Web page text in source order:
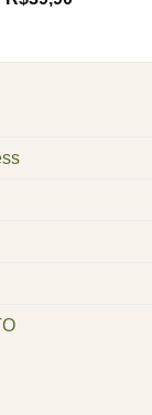
era:
é: